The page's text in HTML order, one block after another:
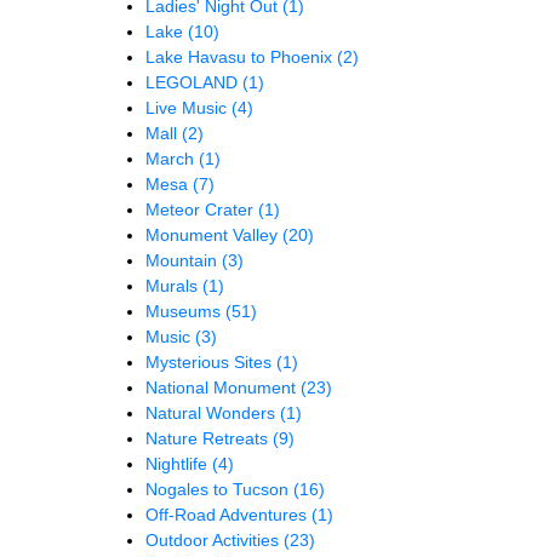
Ladies' Night Out (1)
Lake (10)
Lake Havasu to Phoenix (2)
LEGOLAND (1)
Live Music (4)
Mall (2)
March (1)
Mesa (7)
Meteor Crater (1)
Monument Valley (20)
Mountain (3)
Murals (1)
Museums (51)
Music (3)
Mysterious Sites (1)
National Monument (23)
Natural Wonders (1)
Nature Retreats (9)
Nightlife (4)
Nogales to Tucson (16)
Off-Road Adventures (1)
Outdoor Activities (23)